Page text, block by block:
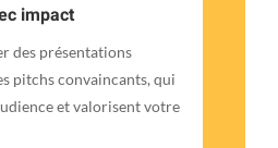
impact
des présentations
pitchs convaincants, qui
et valorisent votre